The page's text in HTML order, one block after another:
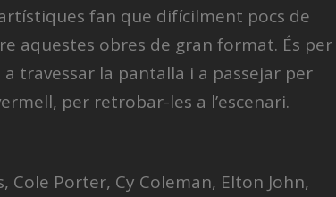
fan que difícilment pocs de
aquestes obres de gran format. És per
travessar la pantalla i a passejar per
per retrobar-les a l’escenari.
Cole Porter, Cy Coleman, Elton John,